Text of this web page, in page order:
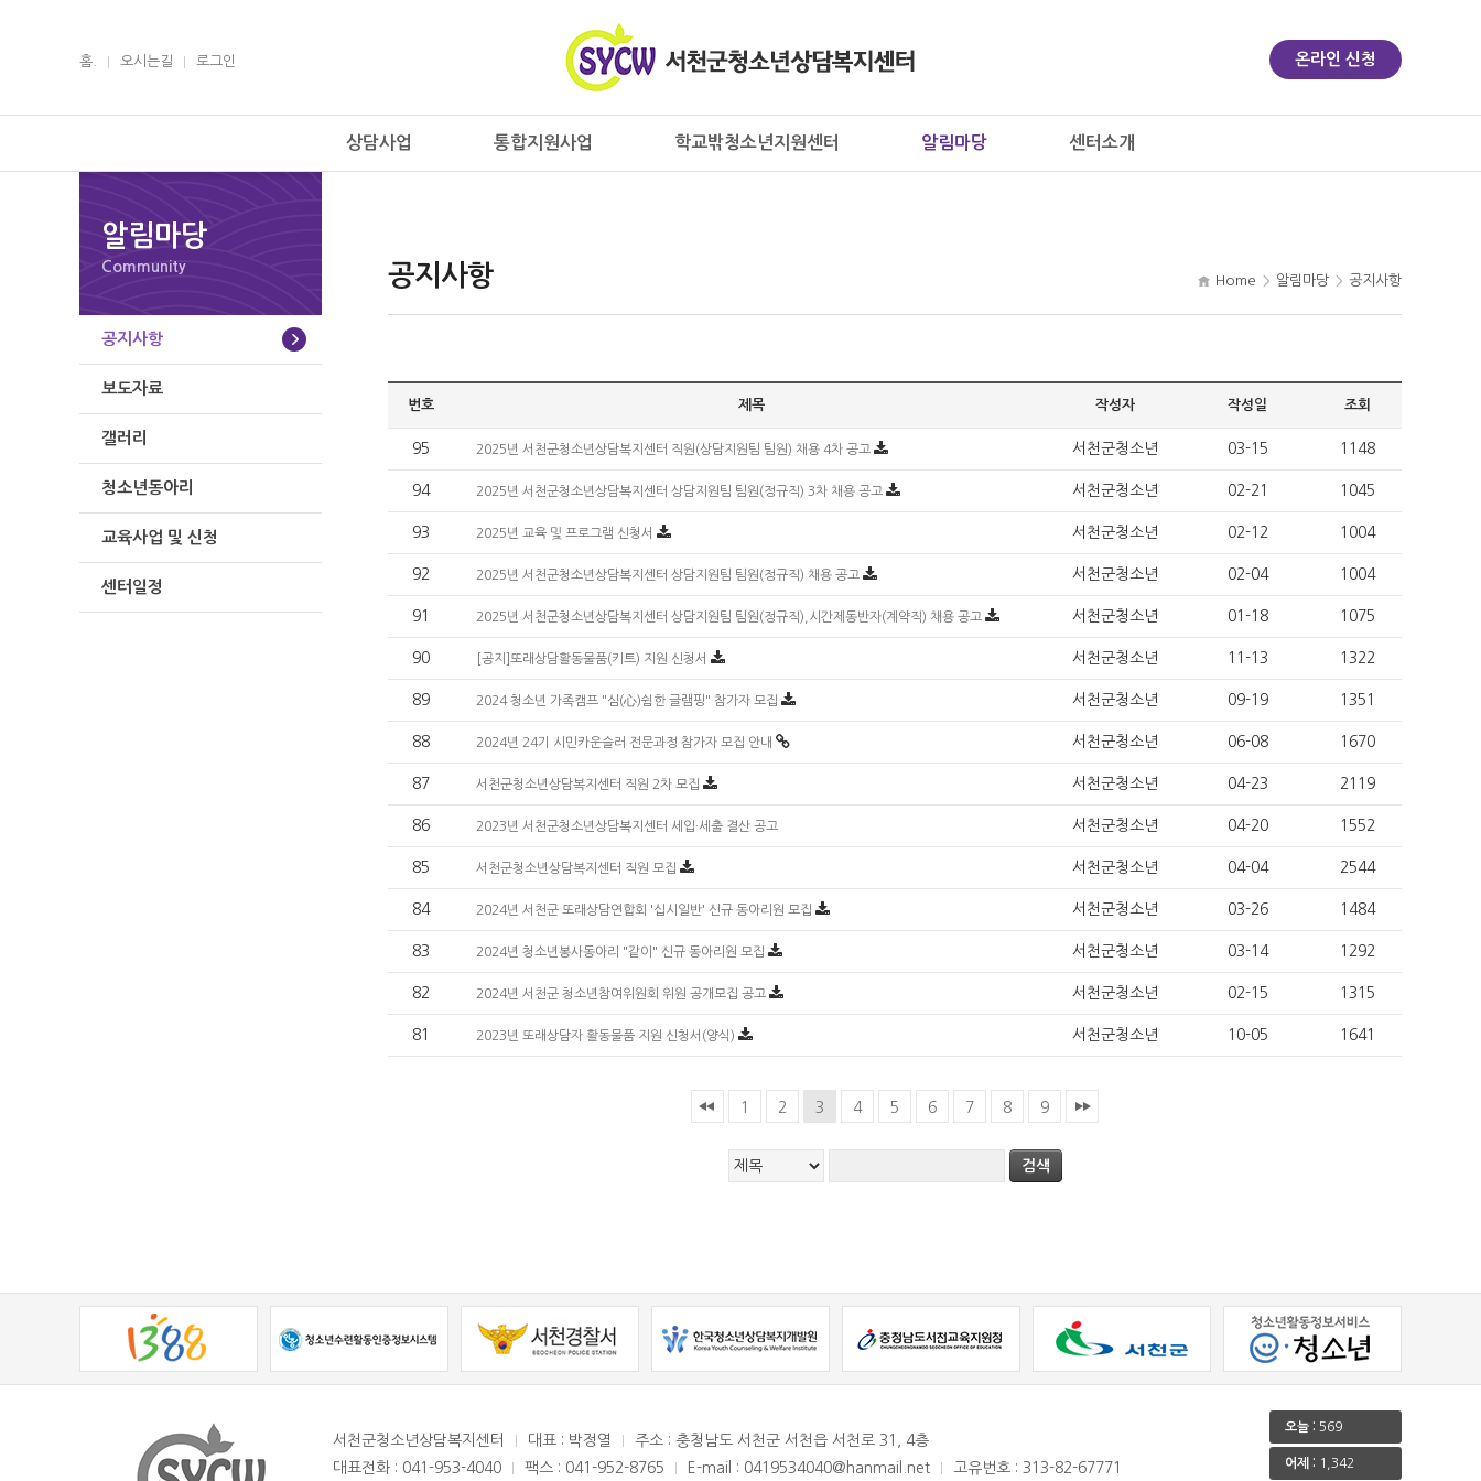
홈. 오시는길 로그인 온라인 신청
상담사업 통합지원사업 학교밖청소년지원센터 알림마당 센터소개
알림마당
Community
공지사항
보도자료
갤러리
청소년동아리
교육사업 및 신청
센터일정
공지사항 Home 알림마당 공지사항
번호 제목 작성자 작성일 조회
95 2025년 서천군청소년상담복지센터 직원(상담지원팀 팀원) 채용 4차 공고 서천군청소년 03-15 1148
94 2025년 서천군청소년상담복지센터 상담지원팀 팀원(정규직) 3차 채용 공고 서천군청소년 02-21 1045
93 2025년 교육 및 프로그램 신청서 서천군청소년 02-12 1004
92 2025년 서천군청소년상담복지센터 상담지원팀 팀원(정규직) 채용 공고 서천군청소년 02-04 1004
91 2025년 서천군청소년상담복지센터 상담지원팀 팀원(정규직),시간제동반자(계약직) 채용 공고 서천군청소년 01-18 1075
90 [공지]또래상담활동물품(키트) 지원 신청서 서천군청소년 11-13 1322
89 2024 청소년 가족캠프 "심(心)쉼한 글램핑" 참가자 모집 서천군청소년 09-19 1351
88 2024년 24기 시민카운슬러 전문과정 참가자 모집 안내 서천군청소년 06-08 1670
87 서천군청소년상담복지센터 직원 2차 모집 서천군청소년 04-23 2119
86 2023년 서천군청소년상담복지센터 세입·세출 결산 공고 서천군청소년 04-20 1552
85 서천군청소년상담복지센터 직원 모집 서천군청소년 04-04 2544
84 2024년 서천군 또래상담연합회 '십시일반' 신규 동아리원 모집 서천군청소년 03-26 1484
83 2024년 청소년봉사동아리 "같이" 신규 동아리원 모집 서천군청소년 03-14 1292
82 2024년 서천군 청소년참여위원회 위원 공개모집 공고 서천군청소년 02-15 1315
81 2023년 또래상담자 활동물품 지원 신청서(양식) 서천군청소년 10-05 1641
1 2 3 4 5 6 7 8 9
서천군청소년상담복지센터 대표 : 박정열
주소 : 충청남도 서천군 서천읍 서천로 31, 4층
대표전화 : 041-953-4040
팩스 : 041-952-8765 E-mail : 0419534040@hanmail.net 고유번호 : 313-82-67771
오늘 : 569
어제 : 1,342